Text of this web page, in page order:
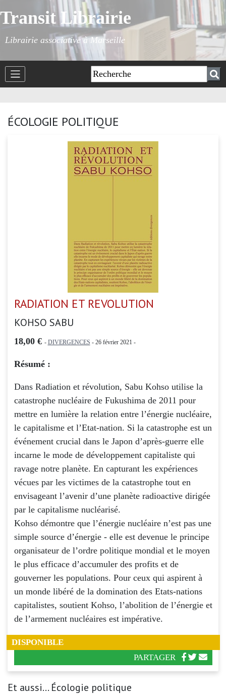
Transit Librairie
Librairie associative à Marseille
ÉCOLOGIE POLITIQUE
RADIATION ET REVOLUTION
KOHSO SABU
18,00 € - DIVERGENCES - 26 février 2021 -
Résumé :
Dans Radiation et révolution, Sabu Kohso utilise la
catastrophe nucléaire de Fukushima de 2011 pour
mettre en lumière la relation entre l’énergie nucléaire,
le capitalisme et l’Etat-nation. Si la catastrophe est un
événement crucial dans le Japon d’après-guerre elle
incarne le mode de développement capitaliste qui
ravage notre planète. En capturant les expériences
vécues par les victimes de la catastrophe tout en
envisageant l’avenir d’une planète radioactive dirigée
par le capitalisme nucléarisé.
Kohso démontre que l’énergie nucléaire n’est pas une
simple source d’énergie - elle est devenue le principe
organisateur de l’ordre politique mondial et le moyen
le plus efficace d’accumuler des profits et de
gouverner les populations. Pour ceux qui aspirent à
un monde libéré de la domination des Etats-nations
capitalistes, soutient Kohso, l’abolition de l’énergie et
de l’armement nucléaires est impérative.
DISPONIBLE
PARTAGER
Et aussi... Écologie politique